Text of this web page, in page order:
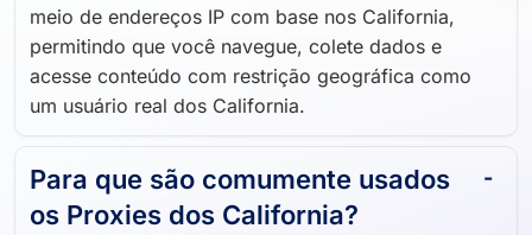
Os proxies dos California roteiam seu tráfego por
meio de endereços IP com base nos California,
permitindo que você navegue, colete dados e
acesse conteúdo com restrição geográfica como
Para que são comumente usados ​​